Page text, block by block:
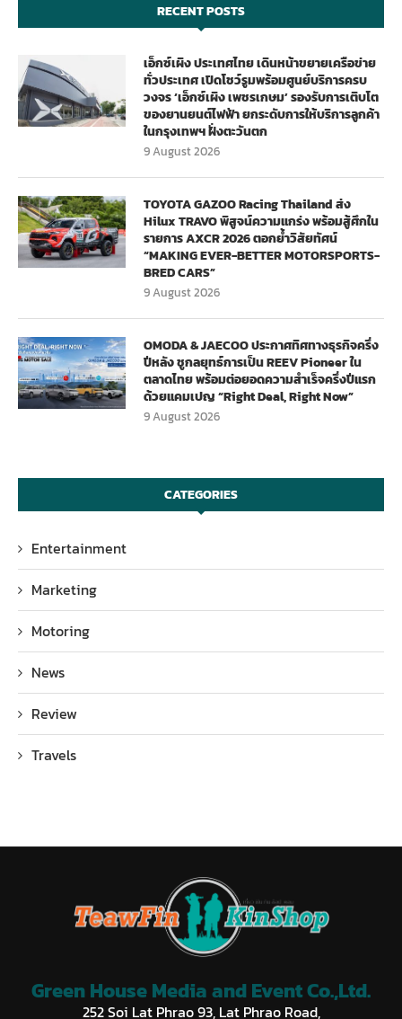
RECENT POSTS
เอ็กซ์เผิง ประเทศไทย เดินหน้าขยายเครือข่าย
ทั่วประเทศ เปิดโชว์รูมพร้อมศูนย์บริการครบ
วงจร ‘เอ็กซ์เผิง เพชรเกษม’ รองรับการเติบโต
ของยานยนต์ไฟฟ้า ยกระดับการให้บริการลูกค้า
ในกรุงเทพฯ ฝั่งตะวันตก
9 August 2026
TOYOTA GAZOO Racing Thailand ส่ง
Hilux TRAVO พิสูจน์ความแกร่ง พร้อมสู้ศึกใน
รายการ AXCR 2026 ตอกย้ำวิสัยทัศน์
“MAKING EVER-BETTER MOTORSPORTS-
BRED CARS”
9 August 2026
OMODA & JAECOO ประกาศทิศทางธุรกิจครึ่ง
ปีหลัง ชูกลยุทธ์การเป็น REEV Pioneer ใน
ตลาดไทย พร้อมต่อยอดความสำเร็จครึ่งปีแรก
ด้วยแคมเปญ “Right Deal, Right Now”
9 August 2026
CATEGORIES
Entertainment
Marketing
Motoring
News
Review
Travels
Green House Media and Event Co.,Ltd.
252 Soi Lat Phrao 93, Lat Phrao Road,